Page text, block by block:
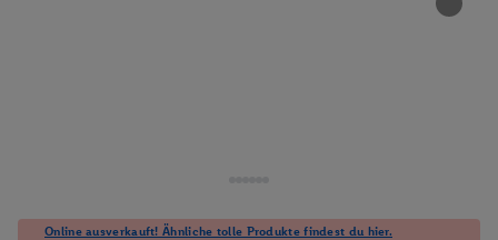
Online ausverkauft! Ähnliche tolle Produkte findest du hier.